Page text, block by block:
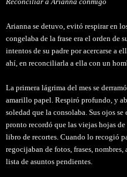
Arianna se detuvo, evitó respirar en
congelaba de la frase era el orden de
intentos de su padre por acercarse a
ahí, en reconciliarla a ella con un
La primera lágrima del mes se
amarillo papel. Respiró profundo, y
soledad que la consolaba. Sus ojos
pronto recordó que las viejas hojas
libro de recortes. Cuando lo recogió
regocijaban de fotos, frases,
lista de asuntos pendientes.